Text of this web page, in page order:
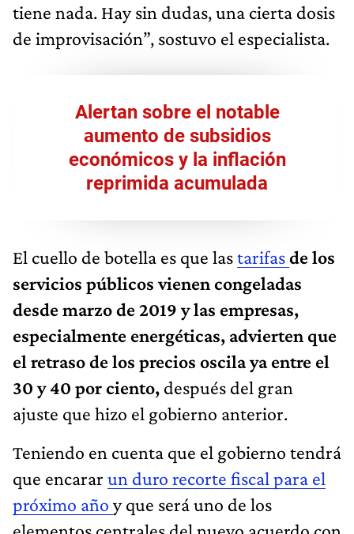
tiene nada. Hay sin dudas, una cierta dosis
de improvisación”, sostuvo el especialista.
Alertan sobre el notable
aumento de subsidios
económicos y la inflación
reprimida acumulada
El cuello de botella es que lastarifasde los
servicios públicos vienen congeladas
desde marzo de 2019 y las empresas,
especialmente energéticas, advierten que
el retraso de los precios oscila ya entre el
30 y 40 por ciento, después del gran
ajuste que hizo el gobierno anterior.
Teniendo en cuenta que el gobierno tendrá
que encarar un duro recorte fiscal para el
próximo año y que será uno de los